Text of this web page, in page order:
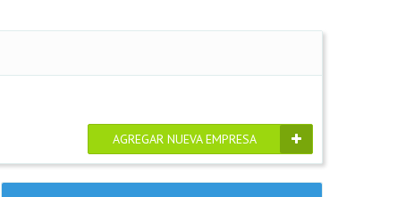
AGREGAR NUEVA EMPRESA